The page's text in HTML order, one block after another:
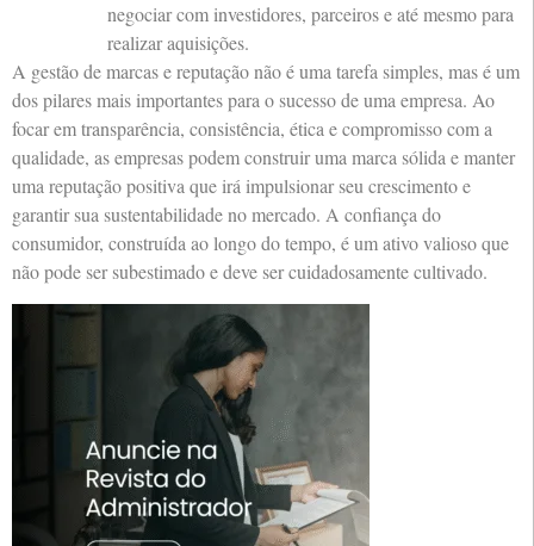
negociar com investidores, parceiros e até mesmo para
realizar aquisições.
A gestão de marcas e reputação não é uma tarefa simples, mas é um
dos pilares mais importantes para o sucesso de uma empresa. Ao
focar em transparência, consistência, ética e compromisso com a
qualidade, as empresas podem construir uma marca sólida e manter
uma reputação positiva que irá impulsionar seu crescimento e
garantir sua sustentabilidade no mercado. A confiança do
consumidor, construída ao longo do tempo, é um ativo valioso que
não pode ser subestimado e deve ser cuidadosamente cultivado.